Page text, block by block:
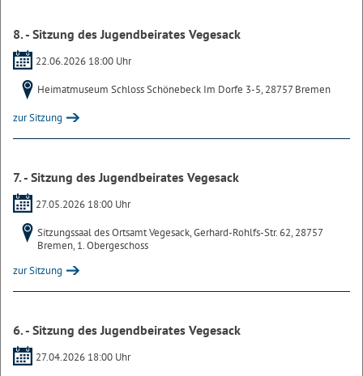
8. - Sitzung des Jugendbeirates Vegesack
22.06.2026 18:00 Uhr
Heimatmuseum Schloss Schönebeck Im Dorfe 3-5, 28757 Bremen
zur Sitzung
7. - Sitzung des Jugendbeirates Vegesack
27.05.2026 18:00 Uhr
Sitzungssaal des Ortsamt Vegesack, Gerhard-Rohlfs-Str. 62, 28757
Bremen, 1. Obergeschoss
zur Sitzung
6. - Sitzung des Jugendbeirates Vegesack
27.04.2026 18:00 Uhr